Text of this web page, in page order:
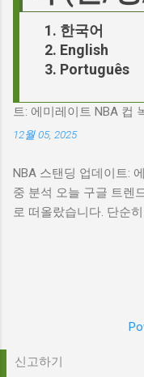
다. 다니
점에서
것은 결
기'의 극
완벽하
정도의
들이 어
오늘의
의 그림
인 피트
개된 국
스의 행
며, 군의
Photo by
제는 여
지 내용
한국어
English
Português
트: 에미레이트 NBA 컵
12월 05, 2025
NBA 스탠딩 업데이트:
중 분석 오늘 구글 트렌
로 떠올랐습니다. 단순
받고 있습니다. 이번
들의 기대감을 고조시
tips off"라는 제목의 기
신고하기